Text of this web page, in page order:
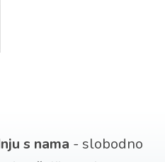
s nama - slobodno